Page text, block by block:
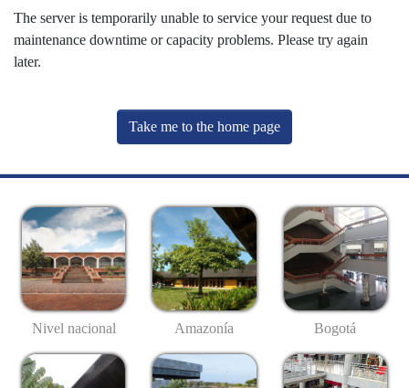
The server is temporarily unable to service your request due to
maintenance downtime or capacity problems. Please try again
later.
Take me to the home page
Nivel nacional Amazonía Bogotá